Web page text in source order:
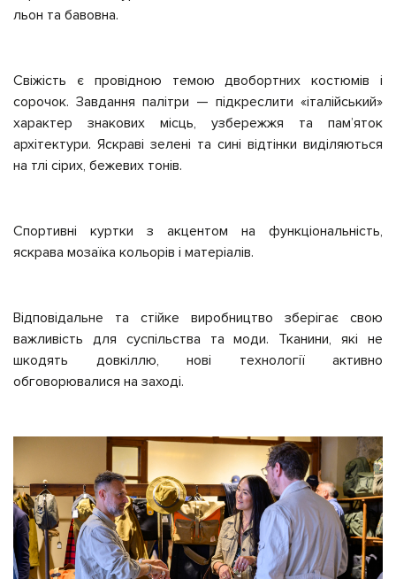
льон та бавовна.
Свіжість є провідною темою двобортних костюмів і
сорочок. Завдання палітри — підкреслити «італійський»
характер знакових місць, узбережжя та пам’яток
архітектури. Яскраві зелені та сині відтінки виділяються
на тлі сірих, бежевих тонів.
Спортивні куртки з акцентом на функціональність,
яскрава мозаїка кольорів і матеріалів.
Відповідальне та стійке виробництво зберігає свою
важливість для суспільства та моди. Тканини, які не
шкодять довкіллю, нові технології активно
обговорювалися на заході.